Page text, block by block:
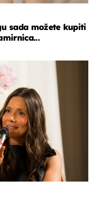
sada možete kupiti